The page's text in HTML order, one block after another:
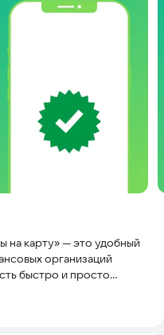
на карту» — это удобный
организаций
быстро и просто
до зарплаты, чтобы вы